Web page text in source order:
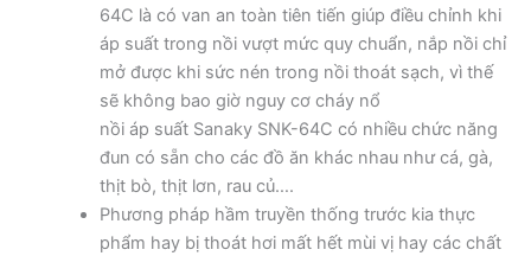
64C là có van an toàn tiên tiến giúp điều chỉnh khi
áp suất trong nồi vượt mức quy chuẩn, nắp nồi chỉ
mở được khi sức nén trong nồi thoát sạch, vì thế
sẽ không bao giờ nguy cơ cháy nổ
nồi áp suất Sanaky SNK-64C có nhiều chức năng
đun có sẵn cho các đồ ăn khác nhau như cá, gà,
thịt bò, thịt lơn, rau củ….
Phương pháp hầm truyền thống trước kia thực
phẩm hay bị thoát hơi mất hết mùi vị hay các chất